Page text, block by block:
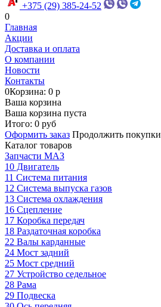
+375 (29) 385-24-52
0
Главная
Акции
Доставка и оплата
О компании
Новости
Контакты
0Корзина: 0 р
Ваша корзина
Ваша корзина пуста
Итого: 0 руб
Оформить заказ Продолжить покупки
Каталог товаров
Запчасти МАЗ
10 Двигатель
11 Система питания
12 Система выпуска газов
13 Система охлаждения
16 Сцепление
17 Коробка передач
18 Раздаточная коробка
22 Валы карданные
24 Мост задний
25 Мост средний
27 Устройство седельное
28 Рама
29 Подвеска